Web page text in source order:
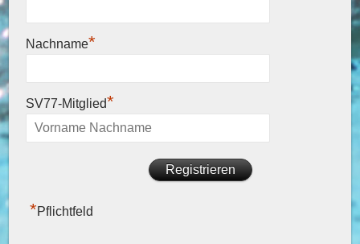
Nachname*
SV77-Mitglied*
*Pflichtfeld